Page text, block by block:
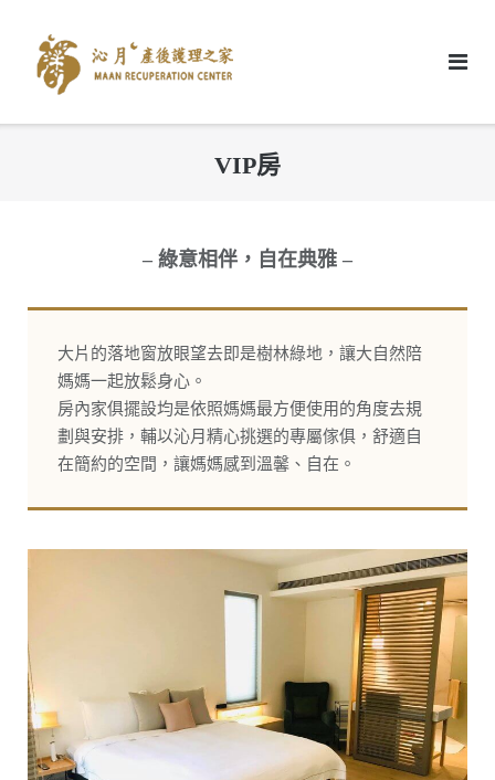
content
VIP房
– 綠意相伴，自在典雅 –
大片的落地窗放眼望去即是樹林綠地，讓大自然陪
媽媽一起放鬆身心。
房內家俱擺設均是依照媽媽最方便使用的角度去規
劃與安排，輔以沁月精心挑選的專屬傢俱，舒適自
在簡約的空間，讓媽媽感到溫馨、自在。